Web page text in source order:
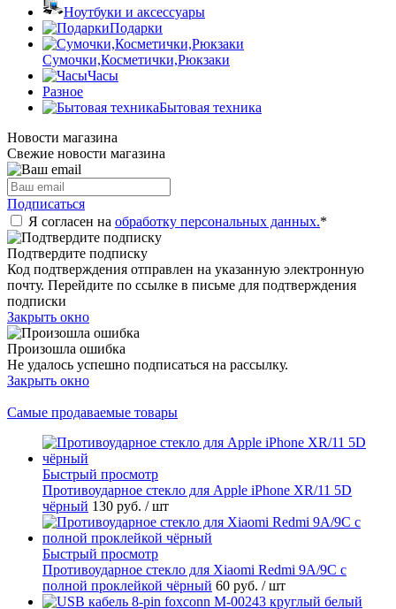
Ноутбуки и аксессуары
Подарки
Сумочки,Косметички,Рюкзаки
Часы
Разное
Бытовая техника
Новости магазина
Свежие новости магазина
Подписаться
Я согласен на обработку персональных данных.*
Подтвердите подписку
Код подтверждения отправлен на указанную электронную
почту. Перейдите по ссылке в письме для подтверждения
подписки
Закрыть окно
Произошла ошибка
Не удалось успешно подписаться на рассылку.
Закрыть окно
Самые продаваемые товары
Быстрый просмотр
Противоударное стекло для Apple iPhone XR/11 5D
чёрный 130 руб. / шт
Быстрый просмотр
Противоударное стекло для Xiaomi Redmi 9A/9C с
полной проклейкой чёрный 60 руб. / шт